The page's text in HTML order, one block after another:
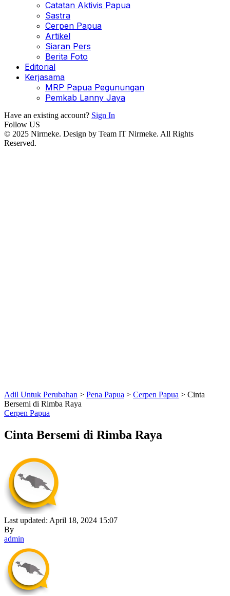
Catatan Aktivis Papua
Sastra
Cerpen Papua
Artikel
Siaran Pers
Berita Foto
Editorial
Kerjasama
MRP Papua Pegunungan
Pemkab Lanny Jaya
Have an existing account? Sign In
Follow US
© 2025 Nirmeke. Design by Team IT Nirmeke. All Rights
Reserved.
Adil Untuk Perubahan > Pena Papua > Cerpen Papua > Cinta
Bersemi di Rimba Raya
Cerpen Papua
Cinta Bersemi di Rimba Raya
Last updated: April 18, 2024 15:07
By
admin